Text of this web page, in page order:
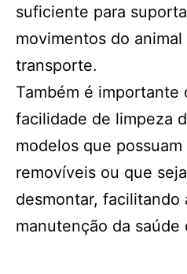
suficiente para
movimentos do
transporte.
Também é importante
facilidade de limpeza
modelos que
removíveis ou que
desmontar, facilitando
manutenção da saúde